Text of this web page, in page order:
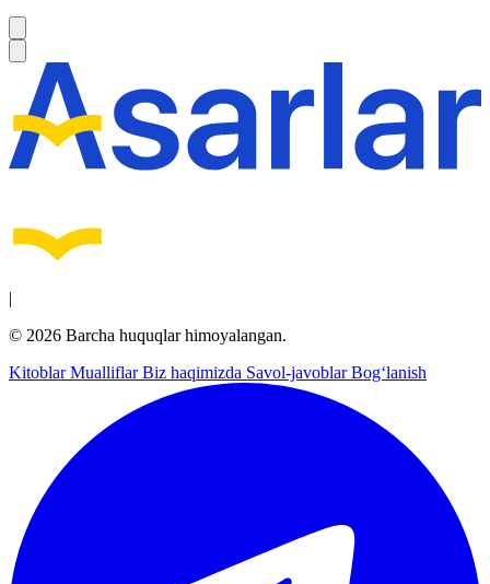
|
© 2026 Barcha huquqlar himoyalangan.
KitoblarMualliflarBiz haqimizda Savol-javoblarBog‘lanish